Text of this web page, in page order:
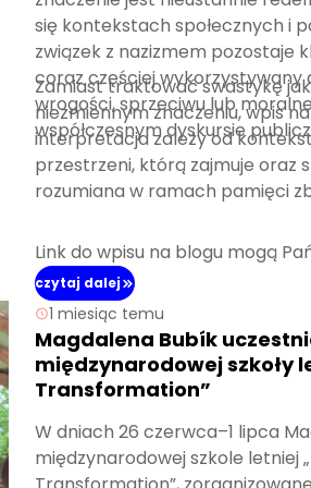
się kontekstach społecznych i
związek z nazizmem pozostaje
coraz częściej wykorzystywany
wrogości, sprzeciwu lub
współczesnym dyskursie
Zamiast traktować swastykę
niezmiennym znaczeniu, wpis
interpretacja zależy od
przestrzeni, którą zajmuje oraz
rozumiana w ramach pamięci
Link do wpisu na blogu mogą
czytaj dalej
1 miesiąc temu
Magdalena Bubík
międzynarodowej szkoły
Transformation”
W dniach 26 czerwca–1 lipca
międzynarodowej szkole letniej